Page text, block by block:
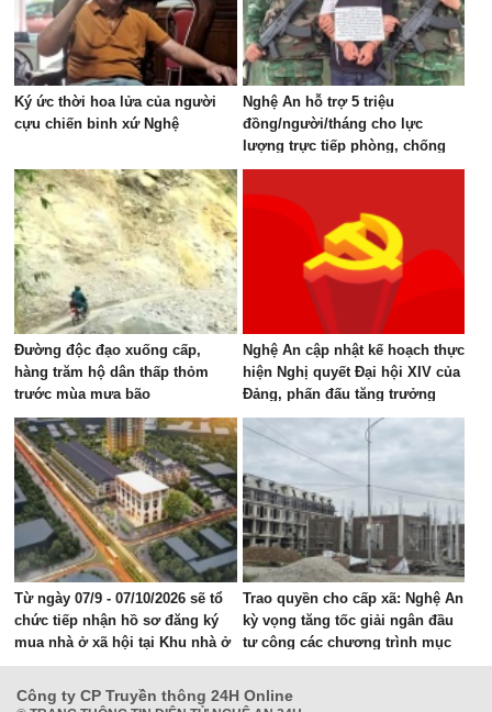
Ký ức thời hoa lửa của người
cựu chiến binh xứ Nghệ
Nghệ An hỗ trợ 5 triệu
đồng/người/tháng cho lực
lượng trực tiếp phòng, chống
ma túy
Đường độc đạo xuống cấp,
hàng trăm hộ dân thấp thỏm
trước mùa mưa bão
Nghệ An cập nhật kế hoạch thực
hiện Nghị quyết Đại hội XIV của
Đảng, phấn đấu tăng trưởng
GRDP 11–12%/năm
Từ ngày 07/9 - 07/10/2026 sẽ tổ
chức tiếp nhận hồ sơ đăng ký
mua nhà ở xã hội tại Khu nhà ở
Mỹ Thượng, phường Vinh Lộc
Trao quyền cho cấp xã: Nghệ An
kỳ vọng tăng tốc giải ngân đầu
tư công các chương trình mục
tiêu quốc gia
Công ty CP Truyền thông 24H Online